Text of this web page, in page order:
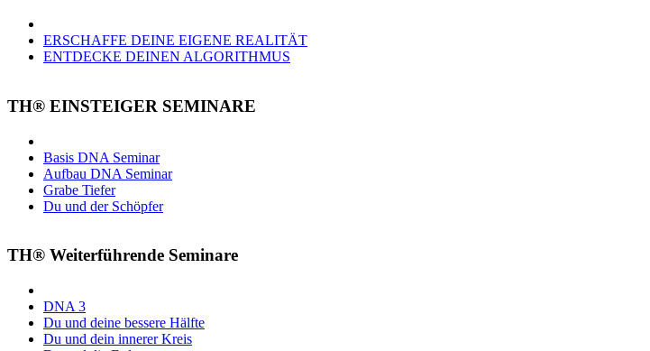
ERSCHAFFE DEINE EIGENE REALITÄT
ENTDECKE DEINEN ALGORITHMUS
TH® EINSTEIGER SEMINARE
Basis DNA Seminar
Aufbau DNA Seminar
Grabe Tiefer
Du und der Schöpfer
TH® Weiterführende Seminare
DNA 3
Du und deine bessere Hälfte
Du und dein innerer Kreis